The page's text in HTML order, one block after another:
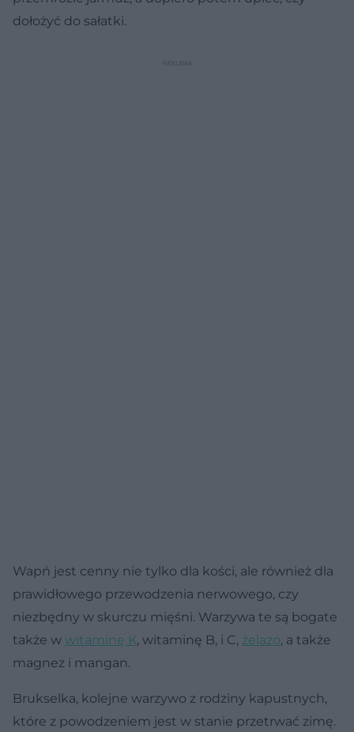
dołożyć do sałatki.
Wapń jest cenny nie tylko dla kości, ale również dla
prawidłowego przewodzenia nerwowego, czy
niezbędny w skurczu mięśni. Warzywa te są bogate
także w witaminę K, witaminę B, i C, żelazo, a także
magnez i mangan.
Brukselka, kolejne warzywo z rodziny kapustnych,
które z powodzeniem jest w stanie przetrwać zimę.